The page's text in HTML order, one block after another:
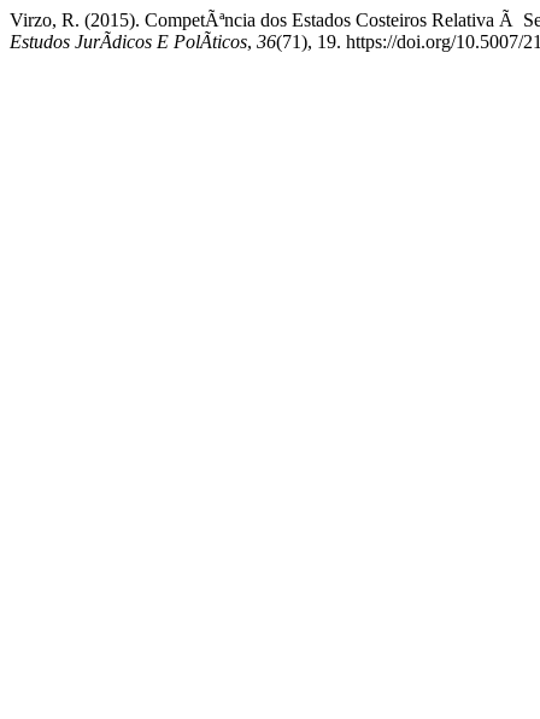
Virzo, R. (2015). CompetÃªncia dos Estados Costeiros Relativa Ã
Estudos JurÃ­dicos E PolÃ­ticos, 36(71), 19. https://doi.org/10.5007/